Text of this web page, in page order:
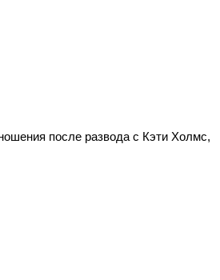
после развода с Кэти Холмс,